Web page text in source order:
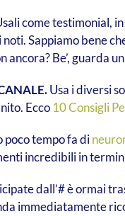
come testimonial,
Sappiamo bene
ancora? Be’, guarda un
Usa i diversi
Ecco 10 Consigli
tempo fa di
incredibili in
dall’# è ormai
immediatamente